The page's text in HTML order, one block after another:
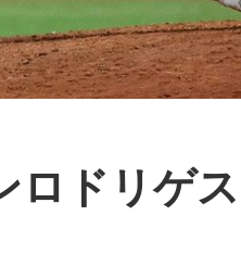
ロドリゲス